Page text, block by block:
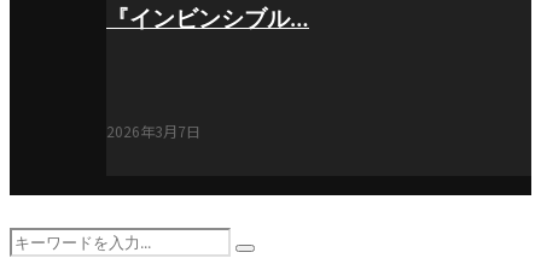
『インビンシブル…
2026年3月7日
Search
Search